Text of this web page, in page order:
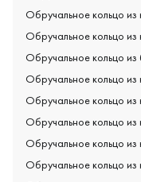
Обручальное кольцо
Обручальное кольцо
Обручальное кольцо
Обручальное кольцо
Обручальное кольцо
Обручальное кольцо
Обручальное кольцо
Обручальное кольцо